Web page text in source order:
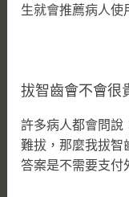
生就會推薦病人使
拔智齒會不會很
許多病人都會問說
難拔，那麼我拔智
答案是不需要支付